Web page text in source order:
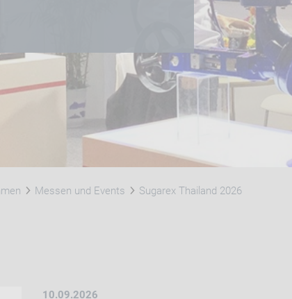
Messen und Events Sugarex Thailand 2026
10.09.2026